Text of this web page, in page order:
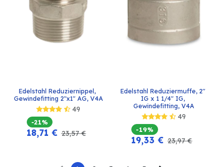
Edelstahl Reduziernippel,
Gewindefitting 2"x1" AG, V4A
49
-21%
18,71 € 23,57€
Edelstahl Reduziermuffe, 2"
IG x 1 1/4" IG,
Gewindefitting, V4A
49
-19%
19,33 € 23,97€